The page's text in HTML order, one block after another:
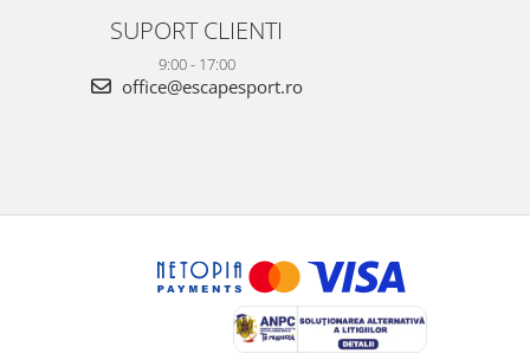
SUPORT CLIENTI
9:00 - 17:00
office@escapesport.ro